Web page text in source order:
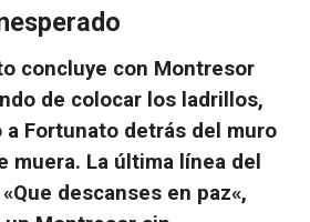
concluye con Montresor
de colocar los ladrillos,
a Fortunato detrás del muro
muera. La última línea del
Que descanses en paz«,